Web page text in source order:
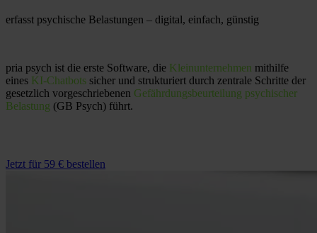
erfasst psychische Belastungen – digital, einfach, günstig
pria psych ist die erste Software, die Kleinunternehmen mithilfe
eines KI-Chatbots sicher und strukturiert durch zentrale Schritte der
gesetzlich vorgeschriebenen Gefährdungsbeurteilung psychischer
Belastung (GB Psych) führt.
Jetzt für 59 € bestellen